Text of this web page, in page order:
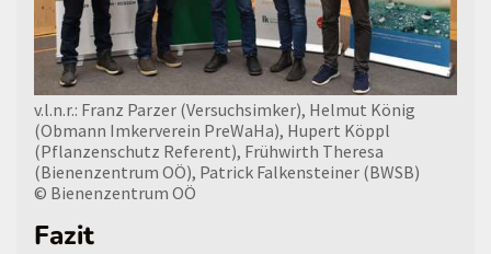
v.l.n.r.: Franz Parzer (Versuchsimker), Helmut König
(Obmann Imkerverein PreWaHa), Hupert Köppl
(Pflanzenschutz Referent), Frühwirth Theresa
(Bienenzentrum OÖ), Patrick Falkensteiner (BWSB)
© Bienenzentrum OÖ
Fazit